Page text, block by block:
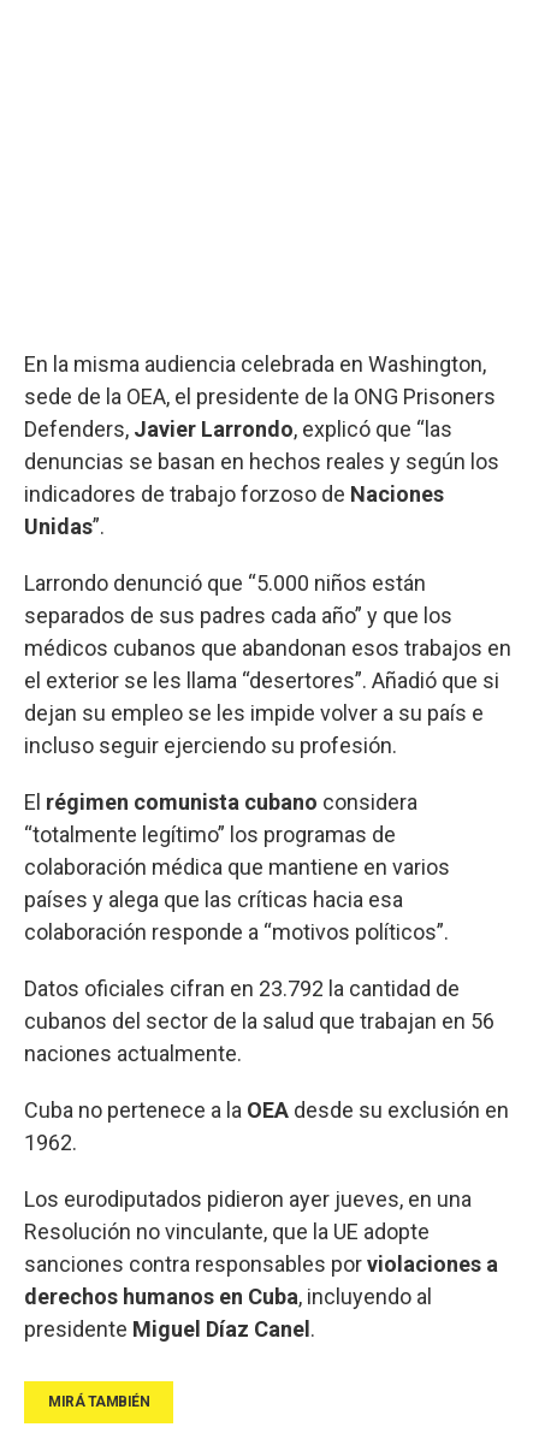
En la misma audiencia celebrada en Washington,
sede de la OEA, el presidente de la ONG Prisoners
Defenders, Javier Larrondo, explicó que “las
denuncias se basan en hechos reales y según los
indicadores de trabajo forzoso de Naciones
Unidas”.
Larrondo denunció que “5.000 niños están
separados de sus padres cada año” y que los
médicos cubanos que abandonan esos trabajos en
el exterior se les llama “desertores”. Añadió que si
dejan su empleo se les impide volver a su país e
incluso seguir ejerciendo su profesión.
El régimen comunista cubano considera
“totalmente legítimo” los programas de
colaboración médica que mantiene en varios
países y alega que las críticas hacia esa
colaboración responde a “motivos políticos”.
Datos oficiales cifran en 23.792 la cantidad de
cubanos del sector de la salud que trabajan en 56
naciones actualmente.
Cuba no pertenece a la OEA desde su exclusión en
1962.
Los eurodiputados pidieron ayer jueves, en una
Resolución no vinculante, que la UE adopte
sanciones contra responsables porviolaciones a
derechos humanos en Cuba, incluyendo al
presidente Miguel Díaz Canel .